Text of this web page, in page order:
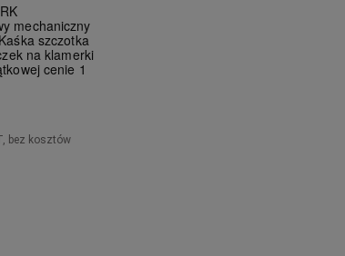
mechaniczny
szczotka
na klamerki
cenie 1
bez kosztów